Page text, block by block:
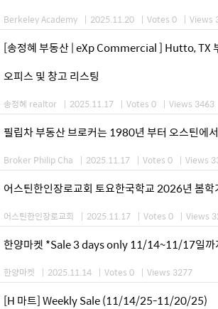
Berkeley Academy | 2025.11.20 | Votes 0 | Views
[송정혜 부동산 | eXp Commercial ] Hutto, TX
오피스 및 창고 리스팅
송정혜 realtor | 2025.11.17 | Votes 0 | Views 3463
필립차 부동산 브로커는 1980년 부터 오스틴에
Broker Philip Cha | 2025.11.17 | Votes 0 | Views
어스틴한인장로교회 토요한국학교 2026년 봄학
어스틴한인장로교회 | 2025.11.17 | Votes 0 | Views
한양마켓 *Sale 3 days only 11/14~11/17일까
한양마켓 | 2025.11.14 | Votes 0 | Views 3277
[H 마트] Weekly Sale (11/14/25-11/20/25)